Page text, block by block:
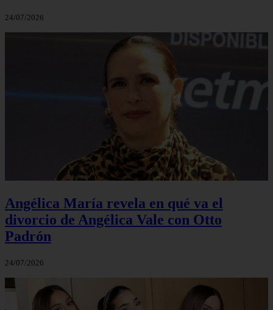
24/07/2026
Angélica María revela en qué va el
divorcio de Angélica Vale con Otto
Padrón
24/07/2026